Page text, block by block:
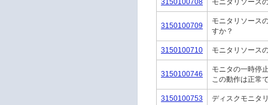
3150100708 モニタリソース
3150100709
モニタリソース
すか？
3150100710 モニタリソース
3150100746
モニタの一時停
この動作は正常
3150100753 ディスクモニタ